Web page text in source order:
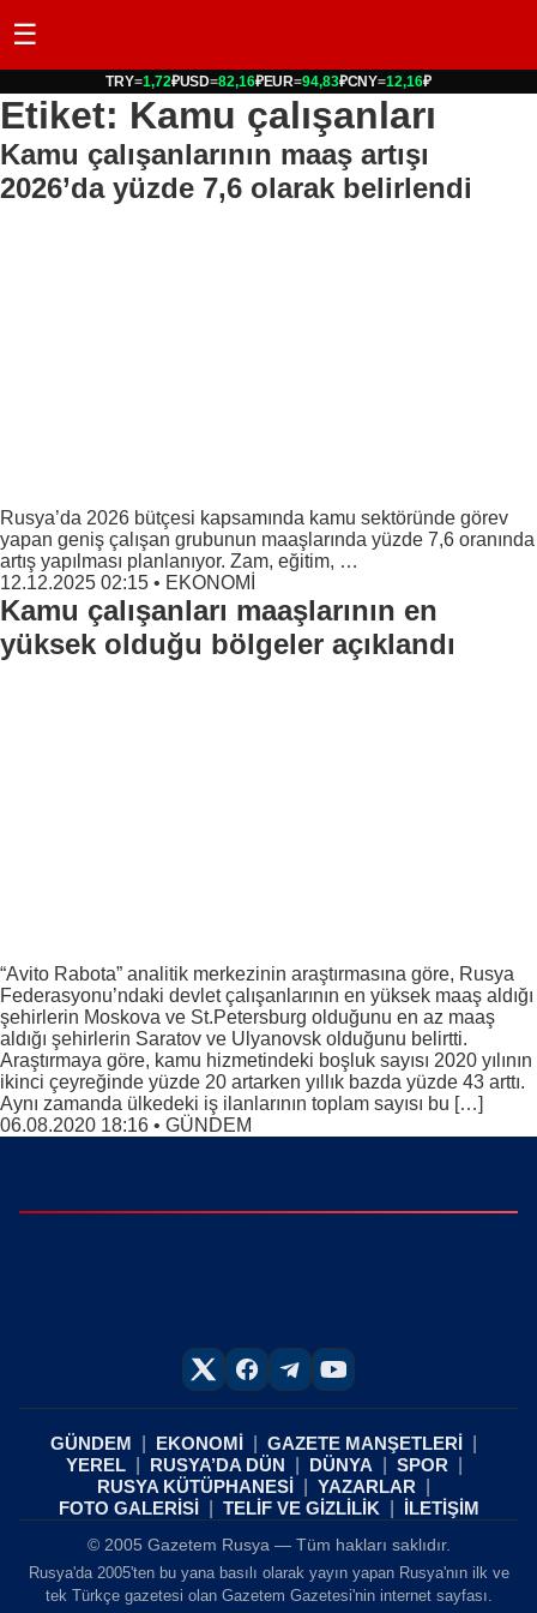
☰
TRY=1,72₽USD=82,16₽EUR=94,83₽CNY=12,16₽
Etiket: Kamu çalışanları
Kamu çalışanlarının maaş artışı
2026’da yüzde 7,6 olarak belirlendi
Rusya’da 2026 bütçesi kapsamında kamu sektöründe görev
yapan geniş çalışan grubunun maaşlarında yüzde 7,6 oranında
artış yapılması planlanıyor. Zam, eğitim, …
12.12.2025 02:15 • EKONOMİ
Kamu çalışanları maaşlarının en
yüksek olduğu bölgeler açıklandı
“Avito Rabota” analitik merkezinin araştırmasına göre, Rusya
Federasyonu’ndaki devlet çalışanlarının en yüksek maaş aldığı
şehirlerin Moskova ve St.Petersburg olduğunu en az maaş
aldığı şehirlerin Saratov ve Ulyanovsk olduğunu belirtti.
Araştırmaya göre, kamu hizmetindeki boşluk sayısı 2020 yılının
ikinci çeyreğinde yüzde 20 artarken yıllık bazda yüzde 43 arttı.
Aynı zamanda ülkedeki iş ilanlarının toplam sayısı bu […]
06.08.2020 18:16 • GÜNDEM
GÜNDEM EKONOMİ
GAZETE MANŞETLERİ
YEREL
RUSYA’DA DÜN DÜNYA
SPOR
RUSYA KÜTÜPHANESİ
YAZARLAR
FOTO GALERİSİ
TELİF VE GİZLİLİK İLETİŞİM
© 2005 Gazetem Rusya — Tüm hakları saklıdır.
Rusya'da 2005'ten bu yana basılı olarak yayın yapan Rusya'nın ilk ve
tek Türkçe gazetesi olan Gazetem Gazetesi'nin internet sayfası.